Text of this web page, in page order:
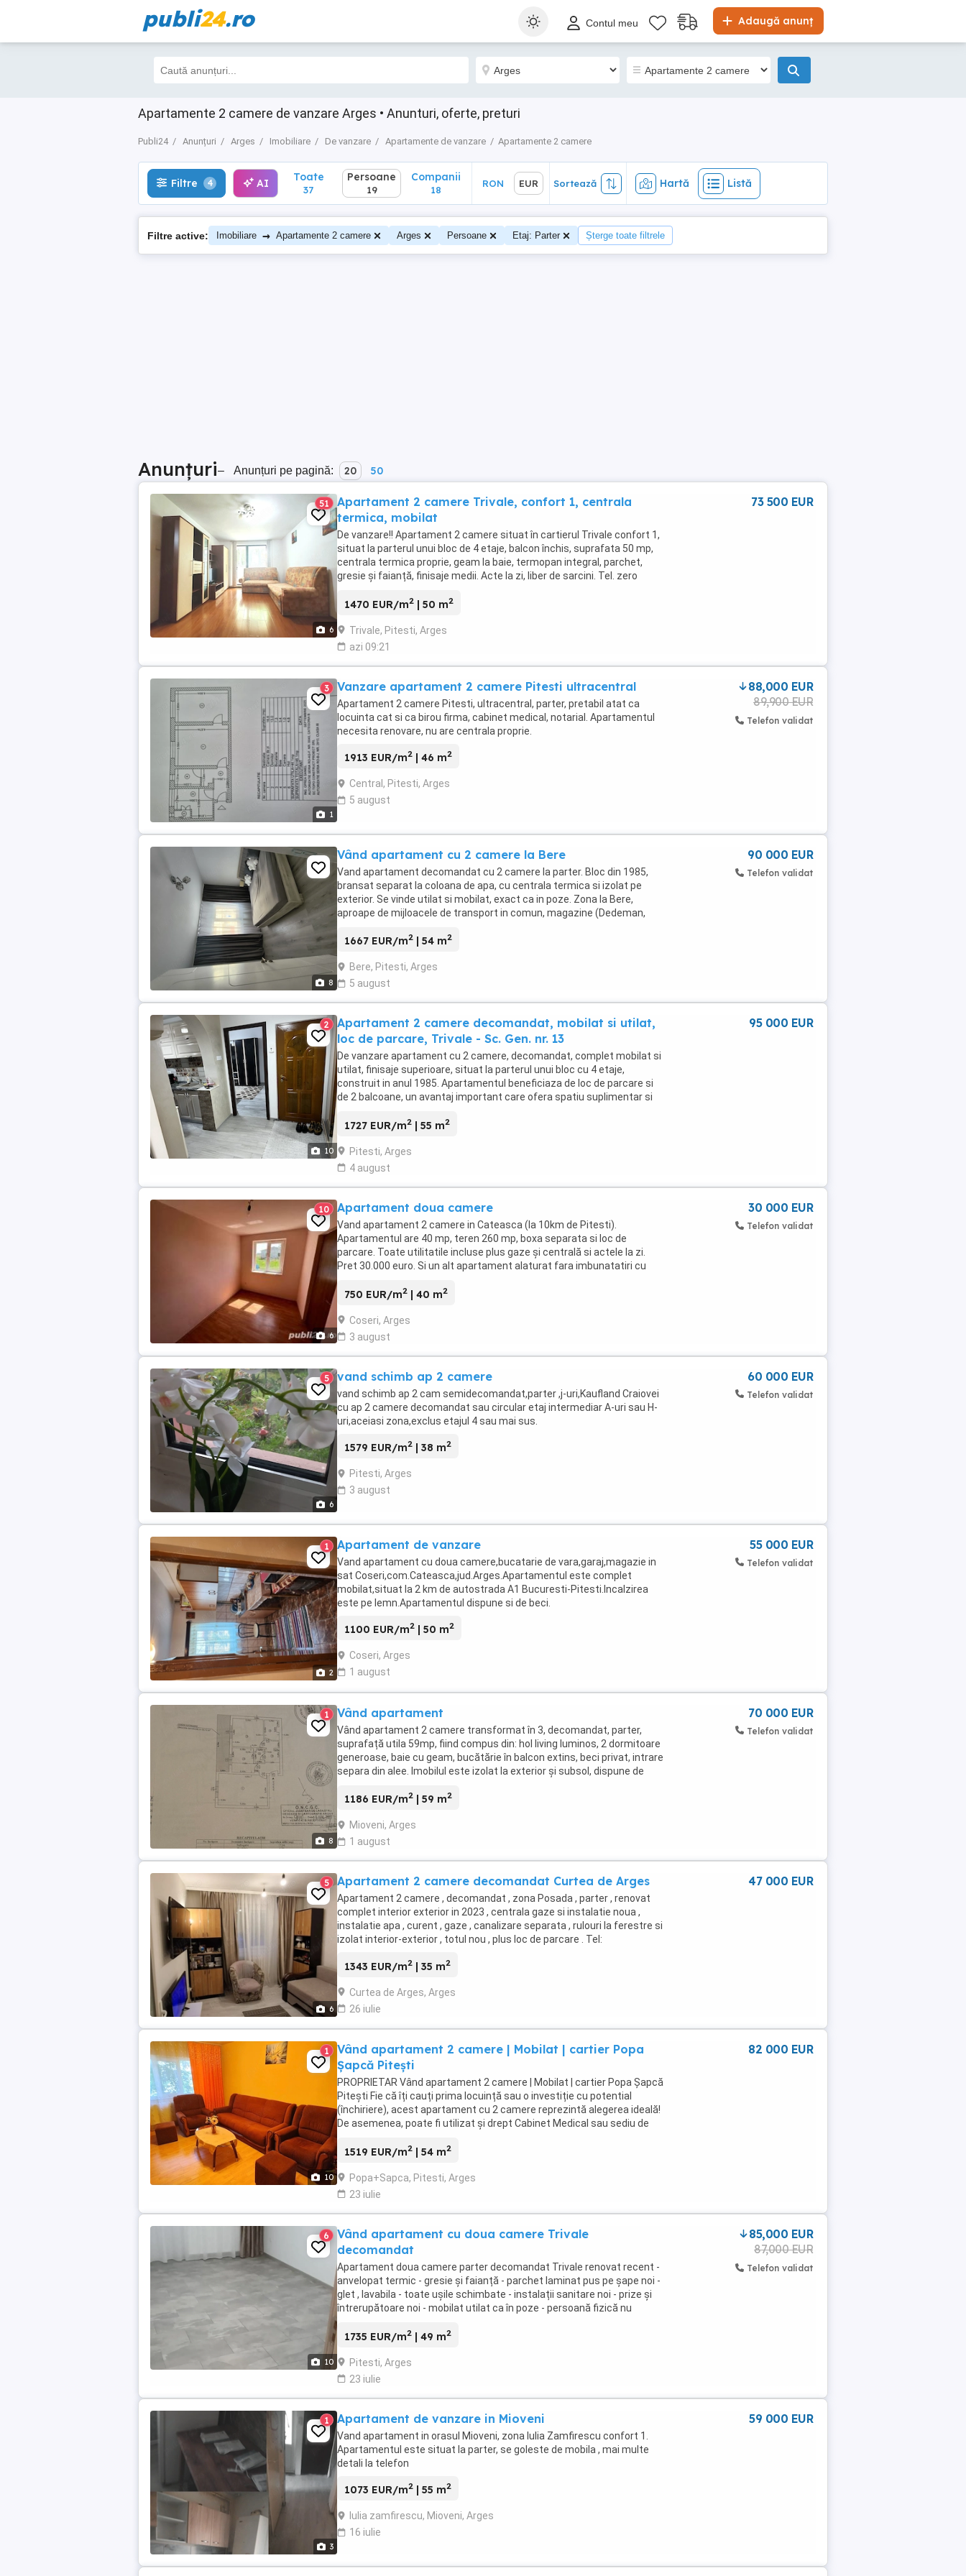
publi24.ro Adaugă anunț
Contul meu
Apartamente 2 camere de vanzare Arges • Anunturi, oferte, preturi
Publi24 Anunțuri Arges Imobiliare De vanzare Apartamente de vanzare Apartamente 2 camere
Filtre 4 AI EUR Sortează Hartă Listă
Filtre 4 AI Toate
37
Persoane
19
Companii
18
RON EUR Sortează Hartă Listă
Filtre active: Imobiliare → Apartamente 2 camere Arges Persoane Etaj: Parter Șterge toate filtrele
Anunțuri– Anunțuri pe pagină: 20 50
6
51
Apartament 2 camere Trivale, confort 1, centrala
termica, mobilat
De vanzare!! Apartament 2 camere situat în cartierul Trivale confort 1,
situat la parterul unui bloc de 4 etaje, balcon închis, suprafata 50 mp,
centrala termica proprie, geam la baie, termopan integral, parchet,
gresie și faianță, finisaje medii. Acte la zi, liber de sarcini. Tel. zero
1470 EUR/m2 | 50 m2
Trivale, Pitesti, Arges
azi 09:21
73 500 EUR
1
3 Vanzare apartament 2 camere Pitesti ultracentral
Apartament 2 camere Pitesti, ultracentral, parter, pretabil atat ca
locuinta cat si ca birou firma, cabinet medical, notarial. Apartamentul
necesita renovare, nu are centrala proprie.
1913 EUR/m2 | 46 m2
Central, Pitesti, Arges
5 august
88,000 EUR
89,900 EUR
Telefon validat
8
Vând apartament cu 2 camere la Bere
Vand apartament decomandat cu 2 camere la parter. Bloc din 1985,
bransat separat la coloana de apa, cu centrala termica si izolat pe
exterior. Se vinde utilat si mobilat, exact ca in poze. Zona la Bere,
aproape de mijloacele de transport in comun, magazine (Dedeman,
1667 EUR/m2 | 54 m2
Bere, Pitesti, Arges
5 august
90 000 EUR
Telefon validat
10
2
Apartament 2 camere decomandat, mobilat si utilat,
loc de parcare, Trivale - Sc. Gen. nr. 13
De vanzare apartament cu 2 camere, decomandat, complet mobilat si
utilat, finisaje superioare, situat la parterul unui bloc cu 4 etaje,
construit in anul 1985. Apartamentul beneficiaza de loc de parcare si
de 2 balcoane, un avantaj important care ofera spatiu suplimentar si
1727 EUR/m2 | 55 m2
Pitesti, Arges
4 august
95 000 EUR
6
10 Apartament doua camere
Vand apartament 2 camere in Cateasca (la 10km de Pitesti).
Apartamentul are 40 mp, teren 260 mp, boxa separata si loc de
parcare. Toate utilitatile incluse plus gaze și centrală si actele la zi.
Pret 30.000 euro. Si un alt apartament alaturat fara imbunatatiri cu
750 EUR/m2 | 40 m2
Coseri, Arges
3 august
30 000 EUR
Telefon validat
6
5 vand schimb ap 2 camere
vand schimb ap 2 cam semidecomandat,parter ,j-uri,Kaufland Craiovei
cu ap 2 camere decomandat sau circular etaj intermediar A-uri sau H-
uri,aceiasi zona,exclus etajul 4 sau mai sus.
1579 EUR/m2 | 38 m2
Pitesti, Arges
3 august
60 000 EUR
Telefon validat
2
1 Apartament de vanzare
Vand apartament cu doua camere,bucatarie de vara,garaj,magazie in
sat Coseri,com.Cateasca,jud.Arges.Apartamentul este complet
mobilat,situat la 2 km de autostrada A1 Bucuresti-Pitesti.Incalzirea
este pe lemn.Apartamentul dispune si de beci.
1100 EUR/m2 | 50 m2
Coseri, Arges
1 august
55 000 EUR
Telefon validat
8
1 Vând apartament
Vând apartament 2 camere transformat în 3, decomandat, parter,
suprafață utila 59mp, fiind compus din: hol living luminos, 2 dormitoare
generoase, baie cu geam, bucătărie în balcon extins, beci privat, intrare
separa din alee. Imobilul este izolat la exterior și subsol, dispune de
1186 EUR/m2 | 59 m2
Mioveni, Arges
1 august
70 000 EUR
Telefon validat
6
5 Apartament 2 camere decomandat Curtea de Arges
Apartament 2 camere , decomandat , zona Posada , parter , renovat
complet interior exterior in 2023 , centrala gaze si instalatie noua ,
instalatie apa , curent , gaze , canalizare separata , rulouri la ferestre si
izolat interior-exterior , totul nou , plus loc de parcare . Tel:
1343 EUR/m2 | 35 m2
Curtea de Arges, Arges
26 iulie
47 000 EUR
10
1
Vând apartament 2 camere | Mobilat | cartier Popa
Șapcă Pitești
PROPRIETAR Vând apartament 2 camere | Mobilat | cartier Popa Șapcă
Pitești Fie că îți cauți prima locuință sau o investiție cu potential
(închiriere), acest apartament cu 2 camere reprezintă alegerea ideală!
De asemenea, poate fi utilizat și drept Cabinet Medical sau sediu de
1519 EUR/m2 | 54 m2
Popa+Sapca, Pitesti, Arges
23 iulie
82 000 EUR
10
6
Vând apartament cu doua camere Trivale
decomandat
Apartament doua camere parter decomandat Trivale renovat recent -
anvelopat termic - gresie și faianță - parchet laminat pus pe șape noi -
glet , lavabila - toate ușile schimbate - instalații sanitare noi - prize și
întrerupătoare noi - mobilat utilat ca în poze - persoană fizică nu
1735 EUR/m2 | 49 m2
Pitesti, Arges
23 iulie
85,000 EUR
87,000 EUR
Telefon validat
3
1 Apartament de vanzare in Mioveni
Vand apartament in orasul Mioveni, zona Iulia Zamfirescu confort 1.
Apartamentul este situat la parter, se goleste de mobila , mai multe
detali la telefon
1073 EUR/m2 | 55 m2
Iulia zamfirescu, Mioveni, Arges
16 iulie
59 000 EUR